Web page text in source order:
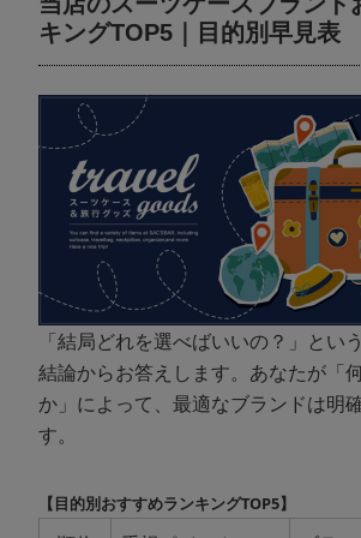
キングTOP5｜目的別早見表
「結局どれを選べばいいの？」とい
結論からお答えします。あなたが「
か」によって、最適なブランドは明
す。
【目的別おすすめランキングTOP5】